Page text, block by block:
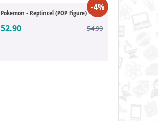
-4%
Pokemon - Reptincel (POP Figure)
52.90 54.90